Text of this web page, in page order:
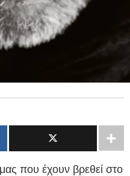
που έχουν βρεθεί στο